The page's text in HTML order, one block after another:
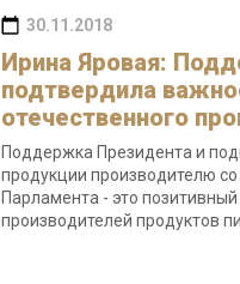
30.11.2018
Ирина Яровая:
подтвердила
отечественного
Поддержка Президента и
продукции производителю
Парламента - это
производителей продуктов